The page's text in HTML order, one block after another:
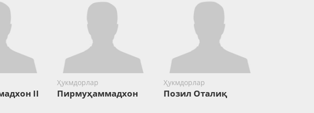
II
Ҳукмдорлар
Пирмуҳаммадхон
Ҳукмдорлар
Позил Оталиқ